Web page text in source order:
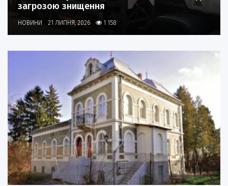
загрозою знищення
НОВИНИ 21 ЛИПНЯ, 2026 1 158